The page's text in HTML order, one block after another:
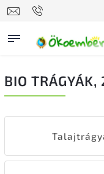
BIO TRÁGYÁK,